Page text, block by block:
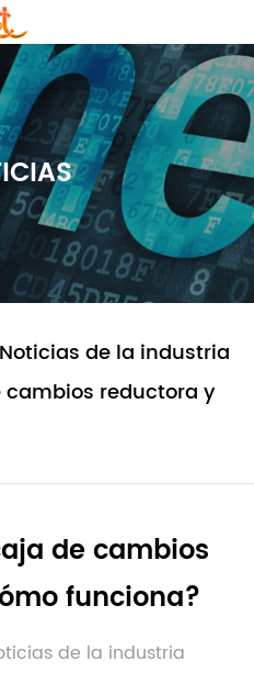
Noticias de la industria
cambios reductora y
de cambios
funciona?
de la industria